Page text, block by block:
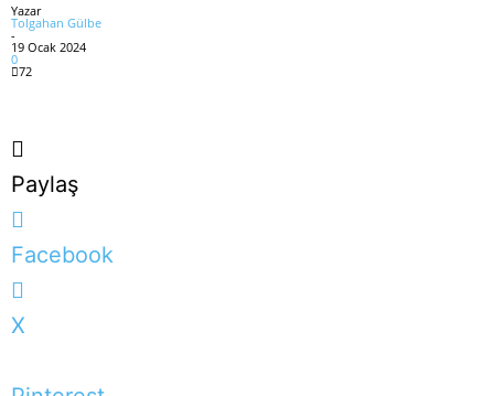
Yazar
Tolgahan Gülbe
-
19 Ocak 2024
0
72
Paylaş
Facebook
X